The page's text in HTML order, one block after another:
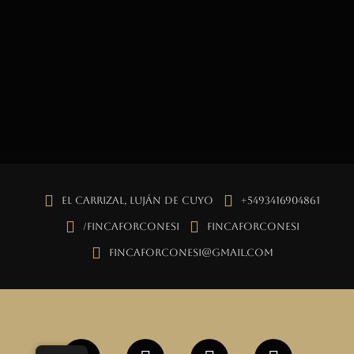
El Carrizal, Luján de Cuyo +5493416904861
/fincaforconesi fincaforconesi
fincaforconesi@gmail.com